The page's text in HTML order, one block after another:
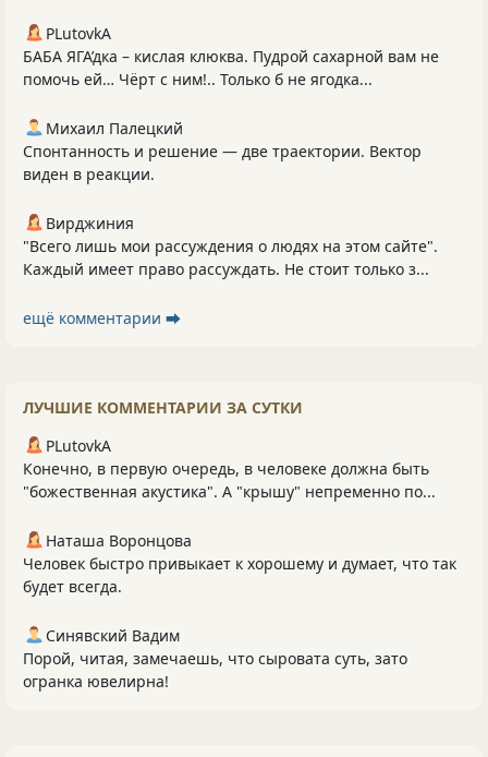
PLutоvkА
БАБА ЯГА’дка – кислая клюква. Пудрой сахарной вам не
помочь ей… Чёрт с ним!.. Только б не ягодка...
Михаил Палецкий
Спонтанность и решение — две траектории. Вектор
виден в реакции.
Вирджиния
"Всего лишь мои рассуждения о людях на этом сайте".
Каждый имеет право рассуждать. Не стоит только з...
ещё комментарии ⮕
ЛУЧШИЕ КОММЕНТАРИИ ЗА СУТКИ
PLutоvkА
Конечно, в первую очередь, в человеке должна быть
"божественная акустика". А "крышу" непременно по...
Наташа Воронцова
Человек быстро привыкает к хорошему и думает, что так
будет всегда.
Синявский Вадим
Порой, читая, замечаешь, что сыровата суть, зато
огранка ювелирна!